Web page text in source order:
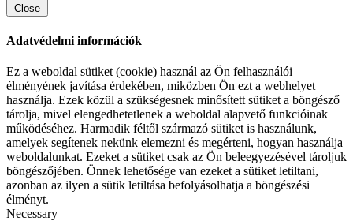
Close
Adatvédelmi információk
Ez a weboldal sütiket (cookie) használ az Ön felhasználói
élményének javítása érdekében, miközben Ön ezt a webhelyet
használja. Ezek közül a szükségesnek minősített sütiket a böngésző
tárolja, mivel elengedhetetlenek a weboldal alapvető funkcióinak
működéséhez. Harmadik féltől származó sütiket is használunk,
amelyek segítenek nekünk elemezni és megérteni, hogyan használja
weboldalunkat. Ezeket a sütiket csak az Ön beleegyezésével tároljuk
böngészőjében. Önnek lehetősége van ezeket a sütiket letiltani,
azonban az ilyen a sütik letiltása befolyásolhatja a böngészési
élményt.
Necessary